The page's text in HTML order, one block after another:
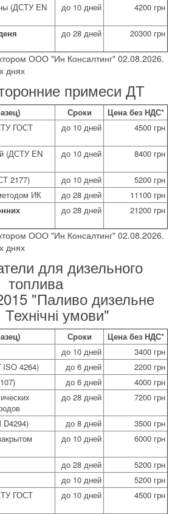
(ДСТУ EN
до 10 дней 4200 грн
до 28 дней 20300 грн
ООО "Ин Консалтинг" 02.08.2026.
днях
примеси ДТ
Сроки
Цена без НДС*
ГОСТ
до 10 дней 4500 грн
(ДСТУ EN
до 10 дней 8400 грн
2177) до 10 дней
5200 грн
ИК
до 28 дней
11100 грн
до 28 дней 21200 грн
ООО "Ин Консалтинг" 02.08.2026.
днях
для дизельного
топлива
"Паливо дизельне
умови"
Сроки
Цена без НДС*
до 10 дней
3400 грн
4264)
до 6 дней
2200 грн
до 6 дней
4000 грн
до 28 дней 7200 грн
до 8 дней
3500 грн
до 10 дней 6000 грн
до 28 дней
5200 грн
до 10 дней
5200 грн
ГОСТ
до 10 дней 4500 грн